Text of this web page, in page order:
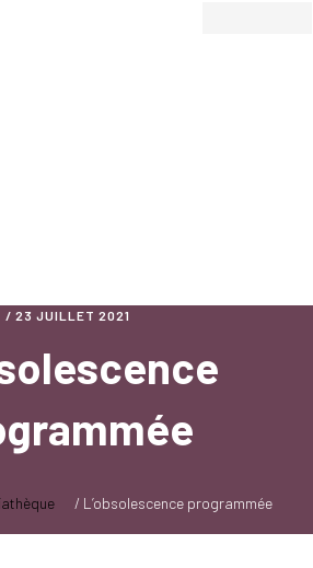
/ 23 JUILLET 2021
/ L’obsolescence programmée